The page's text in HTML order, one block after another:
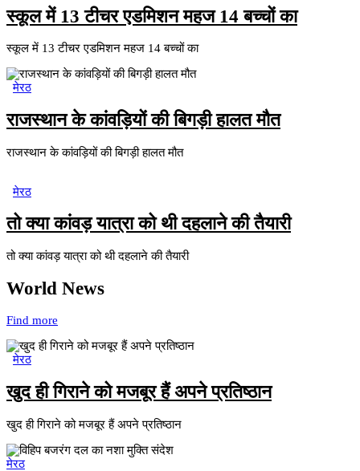
स्कूल में 13 टीचर एडमिशन महज 14 बच्चों का
स्कूल में 13 टीचर एडमिशन महज 14 बच्चों का
मेरठ
राजस्थान के कांवड़ियों की बिगड़ी हालत मौत
राजस्थान के कांवड़ियों की बिगड़ी हालत मौत
मेरठ
तो क्या कांवड़ यात्रा को थी दहलाने की तैयारी
तो क्या कांवड़ यात्रा को थी दहलाने की तैयारी
World News
Find more
मेरठ
खुद ही गिराने को मजबूर हैं अपने प्रतिष्ठान
खुद ही गिराने को मजबूर हैं अपने प्रतिष्ठान
मेरठ